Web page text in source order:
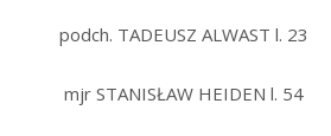
podch. TADEUSZ ALWAST l. 23
mjr STANISŁAW HEIDEN l. 54